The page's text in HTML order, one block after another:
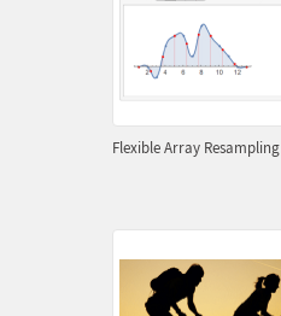
Flexible Array Resampling